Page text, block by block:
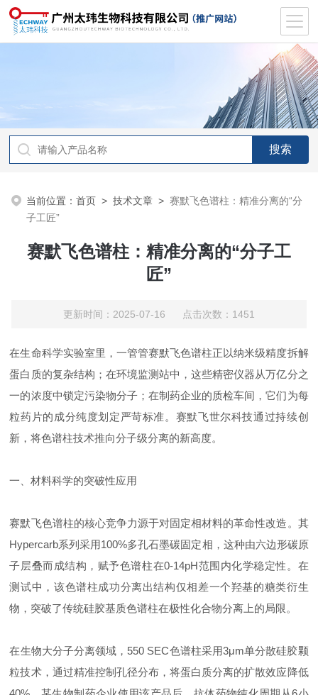
当前位置：首页 >技术文章 >赛默飞色谱柱：精准分离的“分
子工匠”
赛默飞色谱柱：精准分离的“分子工
匠”
更新时间：2025-07-16 点击次数：1451
在生命科学实验室里，一管管赛默飞色谱柱正以纳米级精度拆解
蛋白质的复杂结构；在环境监测站中，这些精密仪器从万亿分之
一的浓度中锁定污染物分子；在制药企业的质检车间，它们为每
粒药片的成分纯度划定严苛标准。赛默飞世尔科技通过持续创
新，将色谱柱技术推向分子级分离的新高度。
一、材料科学的突破性应用
赛默飞色谱柱的核心竞争力源于对固定相材料的革命性改造。其
Hypercarb系列采用100%多孔石墨碳固定相，这种由六边形碳原
子层叠而成结构，赋予色谱柱在0-14pH范围内化学稳定性。在
测试中，该色谱柱成功分离出结构仅相差一个羟基的糖类衍生
物，突破了传统硅胶基质色谱柱在极性化合物分离上的局限。
在生物大分子分离领域，550 SEC色谱柱采用3μm单分散硅胶颗
粒技术，通过精准控制孔径分布，将蛋白质分离的扩散效应降低